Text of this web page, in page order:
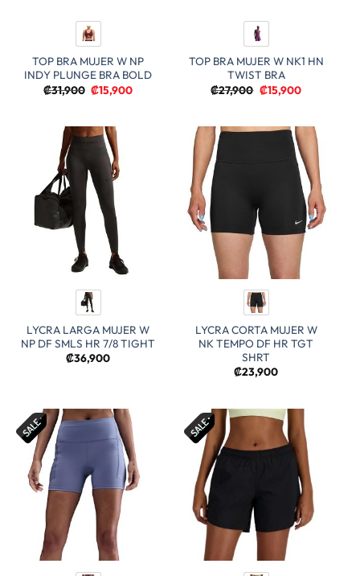
TOP BRA MUJER W NP
INDY PLUNGE BRA BOLD
₡31,900 El
precio
₡31,900.
₡15,900El
TOP BRA MUJER W NK1 HN
TWIST BRA
₡27,900 El
precio
₡27,900.
₡15,900El
₡15,900.
LYCRA LARGA MUJER W
NP DF SMLS HR 7/8 TIGHT
₡36,900
LYCRA CORTA MUJER W
NK TEMPO DF HR TGT
SHRT
₡23,900